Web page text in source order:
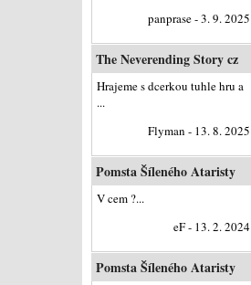
panprase - 3. 9. 2025
The Neverending Story cz
Hrajeme s dcerkou tuhle hru a
...
Flyman - 13. 8. 2025
Pomsta Šíleného Ataristy
V cem ?...
eF - 13. 2. 2024
Pomsta Šíleného Ataristy